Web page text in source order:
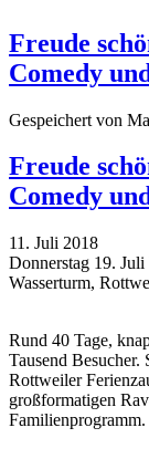
Freude
Comedy
Gespeichert von
Freude
Comedy
11. Juli 2018
Donnerstag 19.
Wasserturm,
Rund 40 Tage,
Tausend Besucher.
Rottweiler
großformatigen
Familienprogramm.